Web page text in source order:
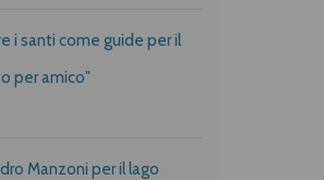
i santi come guide per il
per amico"
Manzoni per il lago